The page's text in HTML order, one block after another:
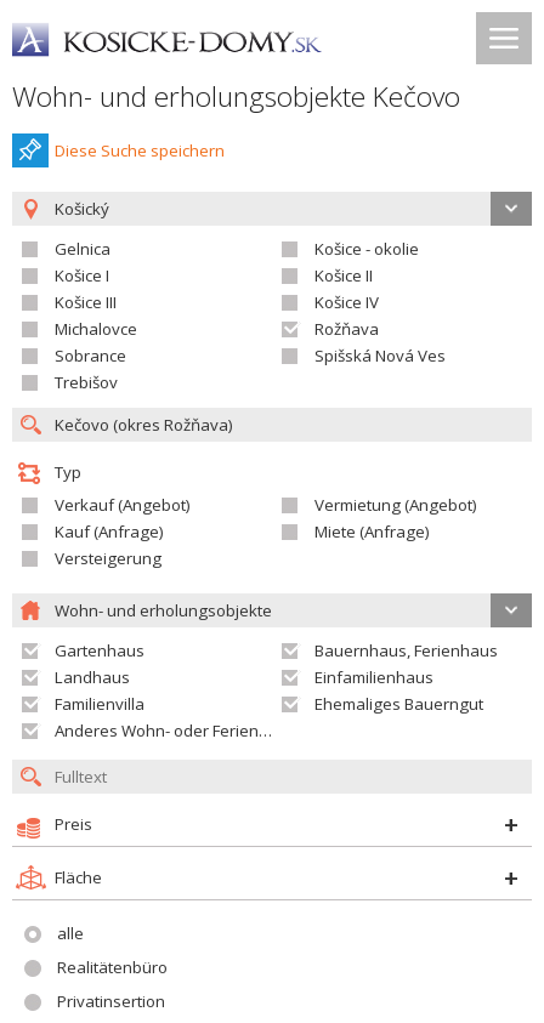
Wohn- und erholungsobjekte Kečovo
Diese Suche speichern
Košický
Gelnica
Košice - okolie
Košice I
Košice II
Košice III
Košice IV
Michalovce
Rožňava
Sobrance
Spišská Nová Ves
Trebišov
Typ
Verkauf (Angebot)
Vermietung (Angebot)
Kauf (Anfrage)
Miete (Anfrage)
Versteigerung
Wohn- und erholungsobjekte
Gartenhaus
Bauernhaus, Ferienhaus
Landhaus
Einfamilienhaus
Familienvilla
Ehemaliges Bauerngut
Anderes Wohn- oder Ferienobjekt
Preis
Fläche
alle
Realitätenbüro
Privatinsertion